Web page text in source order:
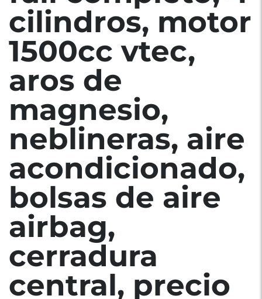
cilindros, motor
1500cc vtec,
aros de
magnesio,
neblineras, aire
acondicionado,
bolsas de aire
airbag,
cerradura
central, precio